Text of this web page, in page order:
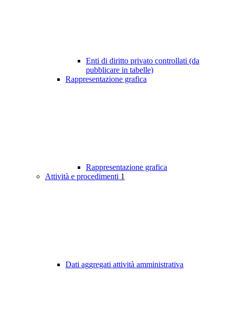
Enti di diritto privato controllati (da
pubblicare in tabelle)
Rappresentazione grafica
Rappresentazione grafica
Attività e procedimenti 1
Dati aggregati attività amministrativa